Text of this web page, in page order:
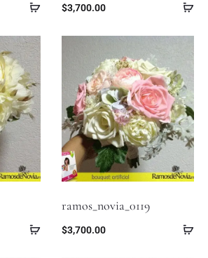
$3,700.00
ramos_novia_0119
$3,700.00